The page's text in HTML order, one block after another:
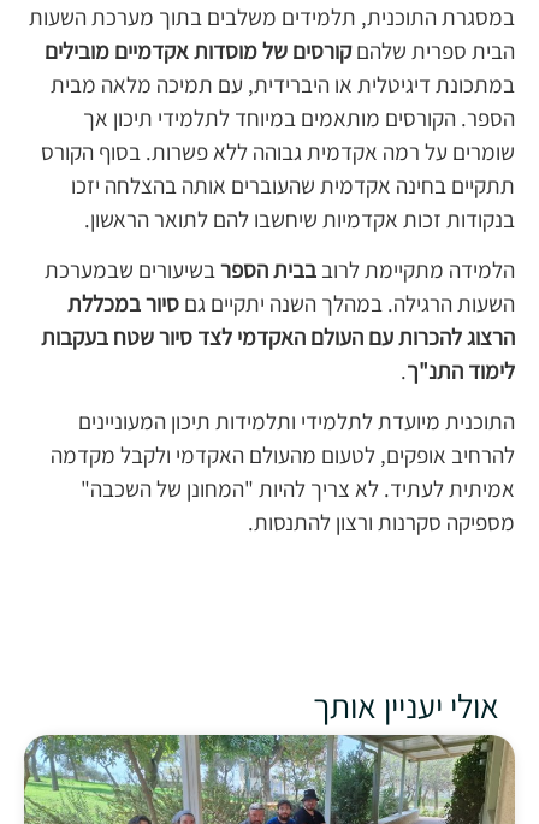
במסגרת התוכנית, תלמידים משלבים בתוך מערכת השעות
הבית ספרית שלהםקורסים של מוסדות אקדמיים מובילים
במתכונת דיגיטלית או היברידית, עם תמיכה מלאה מבית
הספר. הקורסים מותאמים במיוחד לתלמידי תיכון אך
שומרים על רמה אקדמית גבוהה ללא פשרות. בסוף הקורס
תתקיים בחינה אקדמית שהעוברים אותה בהצלחה יזכו
בנקודות זכות אקדמיות שיחשבו להם לתואר הראשון.
הלמידה מתקיימת לרוב בבית הספרבשיעורים שבמערכת
השעות הרגילה. במהלך השנה יתקיים גם סיור במכללת
הרצוג להכרות עם העולם האקדמי לצד סיור שטח בעקבות
לימוד התנ"ך.
התוכנית מיועדת לתלמידי ותלמידות תיכון המעוניינים
להרחיב אופקים, לטעום מהעולם האקדמי ולקבל מקדמה
אמיתית לעתיד. לא צריך להיות "המחונן של השכבה"
מספיקה סקרנות ורצון להתנסות.
אולי יעניין אותך